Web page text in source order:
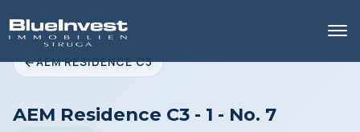
AEM RESIDENCE C3
AEM Residence C3 - 1 - No. 7